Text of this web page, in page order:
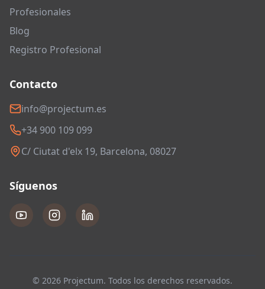
Profesionales
Blog
Registro Profesional
Contacto
info@projectum.es
+34 900 109 099
C/ Ciutat d'elx 19, Barcelona, 08027
Síguenos
© 2026 Projectum. Todos los derechos reservados.